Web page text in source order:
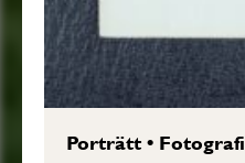
Porträtt• Fotografi